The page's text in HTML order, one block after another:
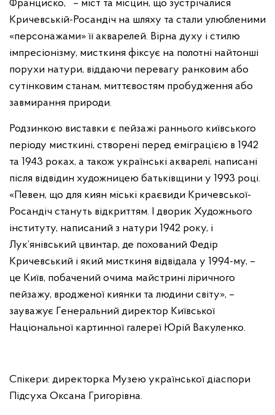
Франциско, – міст та місцин, що зустрічалися
Кричевській-Росандіч на шляху та стали улюбленими
«персонажами» її акварелей. Вірна духу і стилю
імпресіонізму, мисткиня фіксує на полотні найтонші
порухи натури, віддаючи перевагу ранковим або
сутінковим станам, миттєвостям пробудження або
завмирання природи.
Родзинкою виставки є пейзажі раннього київського
періоду мисткині, створені перед еміграцією в 1942
та 1943 роках, а також українські акварелі, написані
після відвідин художницею батьківщини у 1993 році.
«Певен, що для киян міські краєвиди Кричевської-
Росандіч стануть відкриттям. І дворик Художнього
інституту, написаний з натури 1942 року, і
Лук’янівський цвинтар, де похований Федір
Кричевський і який мисткиня відвідала у 1994-му, –
це Київ, побачений очима майстрині ліричного
пейзажу, вродженої киянки та людини світу», –
зауважує Генеральний директор Київської
Національної картинної галереї Юрій Вакуленко.
Спікери: директорка Музею української діаспори
Підсуха Оксана Григорівна.